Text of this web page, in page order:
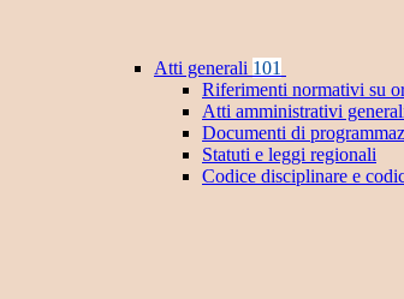
Atti generali 101
Riferimenti normativi su
Atti amministrativi
Documenti di
Statuti e leggi regionali
Codice disciplinare e